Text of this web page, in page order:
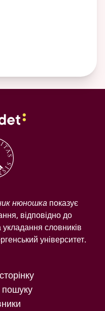
нюношкапоказує
відповідно до
словників
університет.